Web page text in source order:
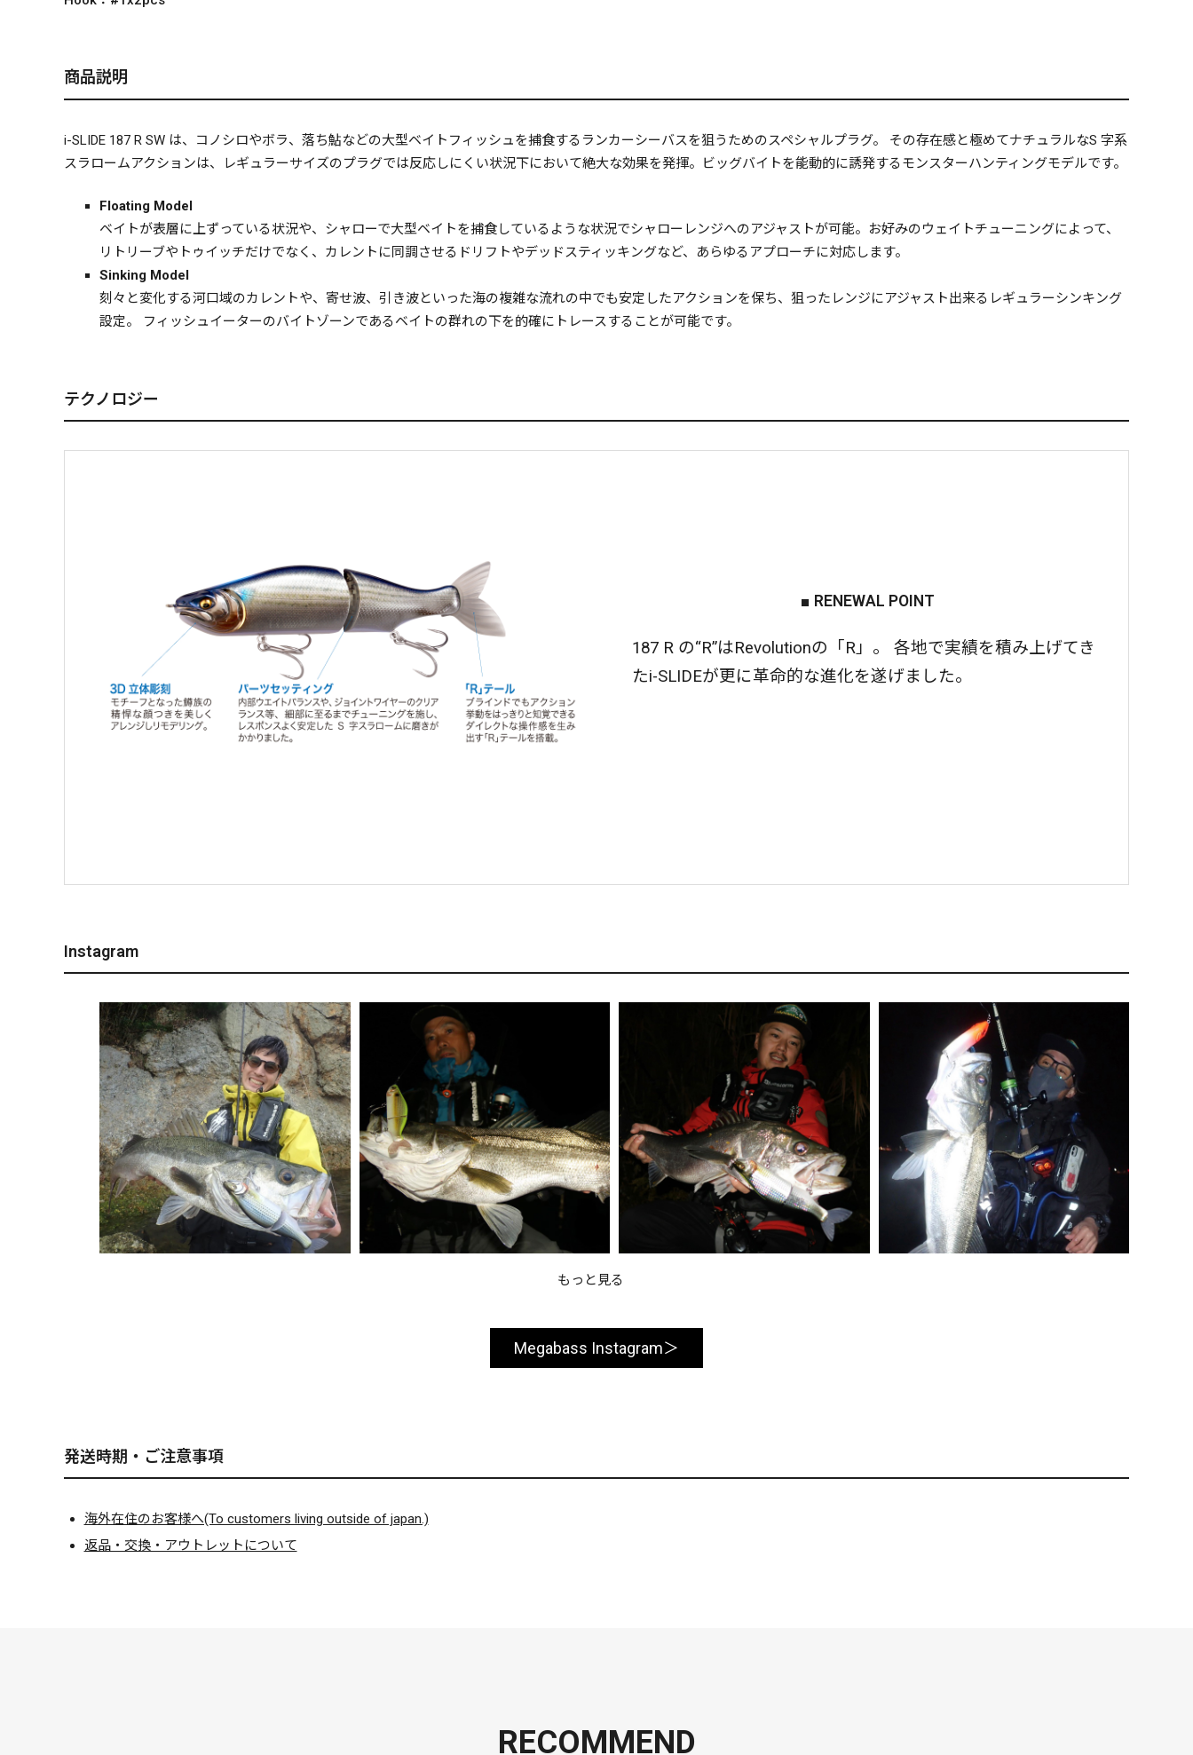
商品説明
i-SLIDE 187 R SW は、コノシロやボラ、落ち鮎などの大型ベイトフィッシュを捕食するランカーシーバスを狙うためのスペシャルプラグ。 その存在感と極めてナチュラルなS 字系
スラロームアクションは、レギュラーサイズのプラグでは反応しにくい状況下において絶大な効果を発揮。ビッグバイトを能動的に誘発するモンスターハンティングモデルです。
Floating Model
ベイトが表層に上ずっている状況や、シャローで大型ベイトを捕食しているような状況でシャローレンジへのアジャストが可能。お好みのウェイトチューニングによって、
リトリーブやトゥイッチだけでなく、カレントに同調させるドリフトやデッドスティッキングなど、あらゆるアプローチに対応します。
Sinking Model
刻々と変化する河口域のカレントや、寄せ波、引き波といった海の複雑な流れの中でも安定したアクションを保ち、狙ったレンジにアジャスト出来るレギュラーシンキング
設定。 フィッシュイーターのバイトゾーンであるベイトの群れの下を的確にトレースすることが可能です。
テクノロジー
■ RENEWAL POINT
187 R の“R”はRevolutionの「R」。 各地で実績を積み上げてき
たi-SLIDEが更に革命的な進化を遂げました。
Instagram
もっと見る
Megabass Instagram
発送時期・ご注意事項
海外在住のお客様へ(To customers living outside of japan.)
返品・交換・アウトレットについて
RECOMMEND